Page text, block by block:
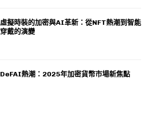
虛擬時裝的加密與AI革新：從NFT熱潮到智能
穿戴的演變
DeFAI熱潮：2025年加密貨幣市場新焦點